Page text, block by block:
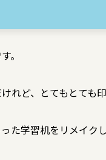
。
れど、とてもとても
た学習机をリメイ